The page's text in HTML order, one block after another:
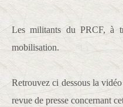
Les militants du PRCF, à
mobilisation.
Retrouvez ci dessous la
revue de presse concernant